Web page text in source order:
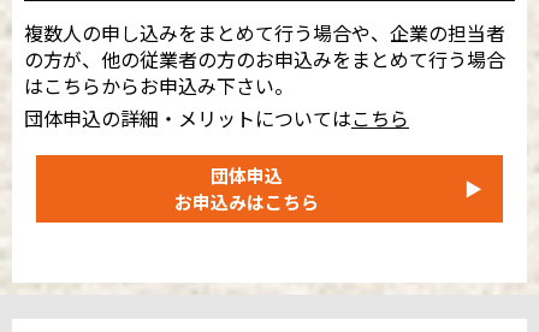
複数人の申し込みをまとめて行う場合や、企業の担当者
の方が、他の従業者の方のお申込みをまとめて行う場合
はこちらからお申込み下さい。
団体申込の詳細・メリットについてはこちら
団体申込
お申込みはこちら
▶